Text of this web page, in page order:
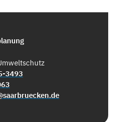
3493